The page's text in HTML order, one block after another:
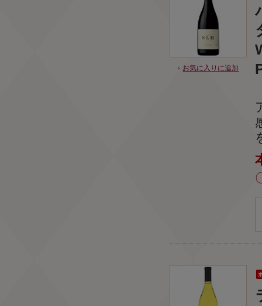
お気に入りに追加